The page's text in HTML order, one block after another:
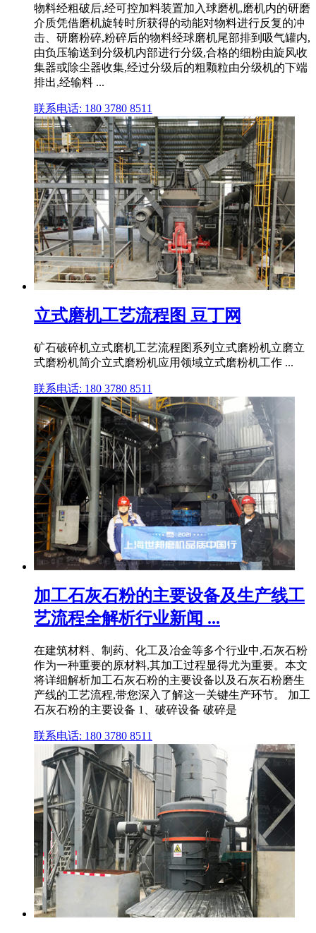
物料经粗破后,经可控加料装置加入球磨机,磨机内的研磨
介质凭借磨机旋转时所获得的动能对物料进行反复的冲
击、研磨粉碎,粉碎后的物料经球磨机尾部排到吸气罐内,
由负压输送到分级机内部进行分级,合格的细粉由旋风收
集器或除尘器收集,经过分级后的粗颗粒由分级机的下端
排出,经输料 ...
联系电话: 180 3780 8511
立式磨机工艺流程图 豆丁网
矿石破碎机立式磨机工艺流程图系列立式磨粉机立磨立
式磨粉机简介立式磨粉机应用领域立式磨粉机工作 ...
联系电话: 180 3780 8511
加工石灰石粉的主要设备及生产线工
艺流程全解析行业新闻 ...
在建筑材料、制药、化工及冶金等多个行业中,石灰石粉
作为一种重要的原材料,其加工过程显得尤为重要。本文
将详细解析加工石灰石粉的主要设备以及石灰石粉磨生
产线的工艺流程,带您深入了解这一关键生产环节。 加工
石灰石粉的主要设备 1、破碎设备 破碎是
联系电话: 180 3780 8511